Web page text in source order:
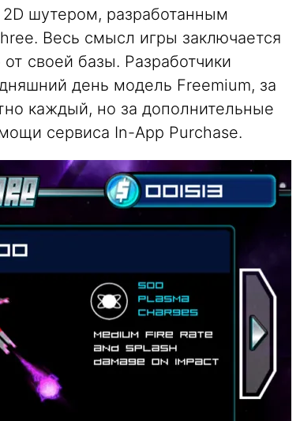
шутером, разработанным
Весь смысл игры заключается
своей базы. Разработчики
день модель Freemium, за
каждый, но за дополнительные
сервиса In-App Purchase.